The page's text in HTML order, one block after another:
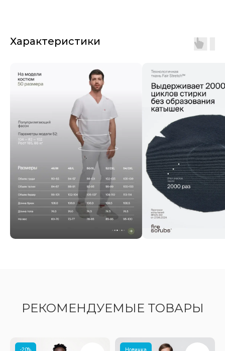
Характеристики
РЕКОМЕНДУЕМЫЕ ТОВАРЫ
-20% Новинка